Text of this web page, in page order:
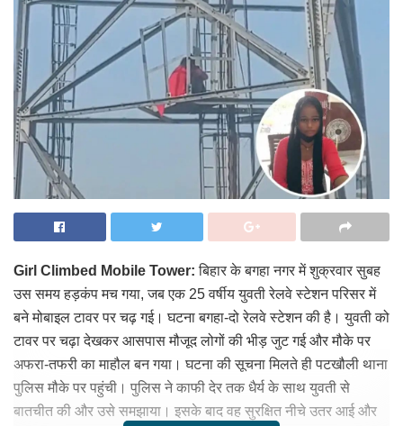
Girl Climbed Mobile Tower: बिहार के बगहा नगर में शुक्रवार सुबह
उस समय हड़कंप मच गया, जब एक 25 वर्षीय युवती रेलवे स्टेशन परिसर में
बने मोबाइल टावर पर चढ़ गई। घटना बगहा-दो रेलवे स्टेशन की है। युवती को
टावर पर चढ़ा देखकर आसपास मौजूद लोगों की भीड़ जुट गई और मौके पर
अफरा-तफरी का माहौल बन गया। घटना की सूचना मिलते ही पटखौली थाना
पुलिस मौके पर पहुंची। पुलिस ने काफी देर तक धैर्य के साथ युवती से
बातचीत की और उसे समझाया। इसके बाद वह सुरक्षित नीचे उतर आई और